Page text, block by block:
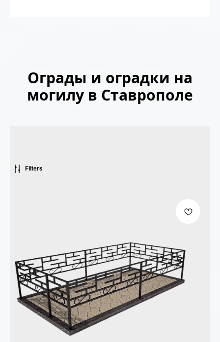
Ограды и оградки на
могилу в Ставрополе
Filters